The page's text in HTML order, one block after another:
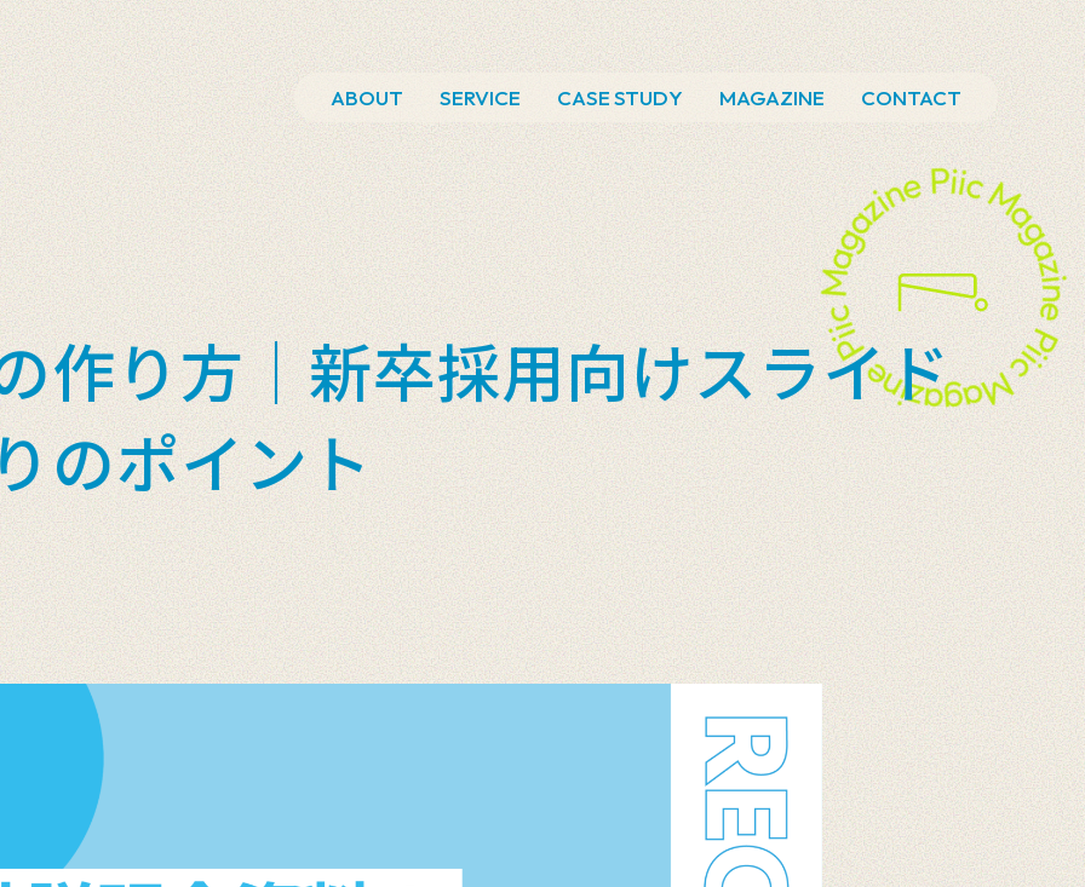
ABOUT SERVICE CASE STUDY MAGAZINE CONTACT
作り方｜新卒採用向けスライド
のポイント